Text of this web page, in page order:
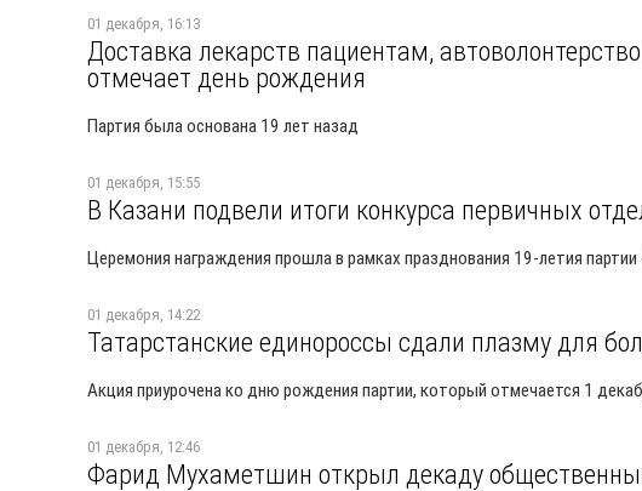
01 декабря, 16:13
Доставка лекарств пациентам,
отмечает день рождения
Партия была основана 19 лет назад
01 декабря, 15:55
В Казани подвели итоги конкурса первичных
Церемония награждения прошла в рамках празднования 19-летия партии
01 декабря, 14:22
Татарстанские единороссы сдали плазму для
Акция приурочена ко дню рождения партии, который отмечается 1
01 декабря, 12:46
Фарид Мухаметшин открыл декаду